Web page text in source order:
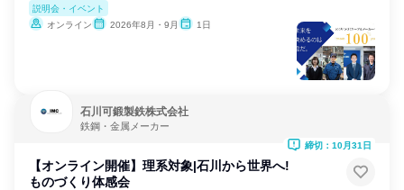
説明会・イベント
オンライン
2026年8月・9月 1日
石川可鍛製鉄株式会社
鉄鋼・金属メーカー
【オンライン開催】理系対象|石川から世界へ!
ものづくり体感会
締切：10月31日